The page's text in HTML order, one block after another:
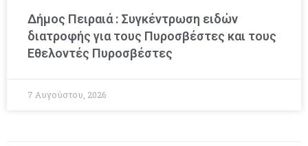
Δήμος Πειραιά : Συγκέντρωση ειδών
διατροφής για τους Πυροσβέστες και τους
Εθελοντές Πυροσβέστες
7 Αυγούστου, 2026